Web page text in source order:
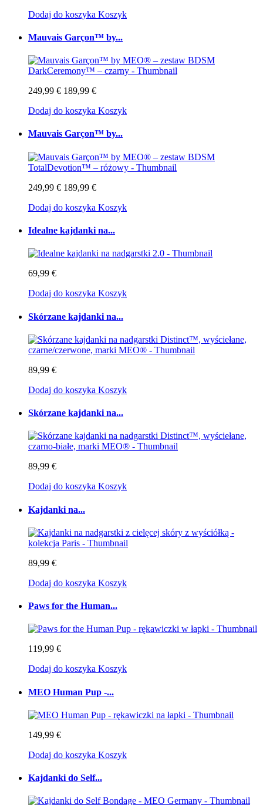
Dodaj do koszyka Koszyk
Mauvais Garçon™ by...
249,99 € 189,99 €
Dodaj do koszyka Koszyk
Mauvais Garçon™ by...
249,99 € 189,99 €
Dodaj do koszyka Koszyk
Idealne kajdanki na...
69,99 €
Dodaj do koszyka Koszyk
Skórzane kajdanki na...
89,99 €
Dodaj do koszyka Koszyk
Skórzane kajdanki na...
89,99 €
Dodaj do koszyka Koszyk
Kajdanki na...
89,99 €
Dodaj do koszyka Koszyk
Paws for the Human...
119,99 €
Dodaj do koszyka Koszyk
MEO Human Pup -...
149,99 €
Dodaj do koszyka Koszyk
Kajdanki do Self...